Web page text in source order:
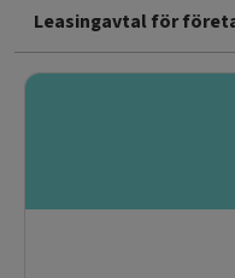
Leasingavtal för